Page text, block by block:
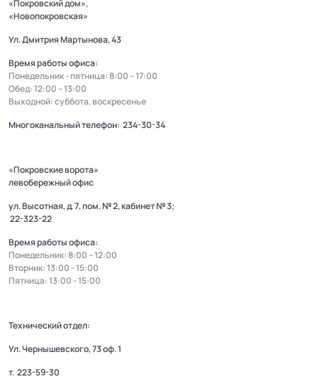
«Покровский дом»,
«Новопокровская»
Ул. Дмитрия Мартынова, 43
Время работы офиса:
Понедельник - пятница: 8:00 – 17:00
Обед: 12:00 – 13:00
Выходной: суббота, воскресенье
Многоканальный телефон: 234-30-34
«Покровские ворота»
левобережный офис
ул. Высотная, д. 7, пом. № 2, кабинет № 3;
22-323-22
Время работы офиса:
Понедельник: 8:00 – 12:00
Вторник: 13:00 - 15:00
Пятница: 13:00 - 15:00
Технический отдел:
Ул. Чернышевского, 73 оф. 1
т. 223-59-30